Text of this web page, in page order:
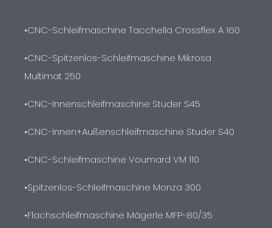
•CNC-Schleifmaschine Tacchella Crossflex A 160
•CNC-Spitzenlos-Schleifmaschine Mikrosa
Multimat 250
•CNC-Innenschleifmaschine Studer S45
•CNC-Innen+Außenschleifmaschine Studer S40
•CNC-Schleifmaschine Voumard VM 110
•Spitzenlos-Schleifmaschine Monza 300
•Flachschleifmaschine Mägerle MFP-80/35